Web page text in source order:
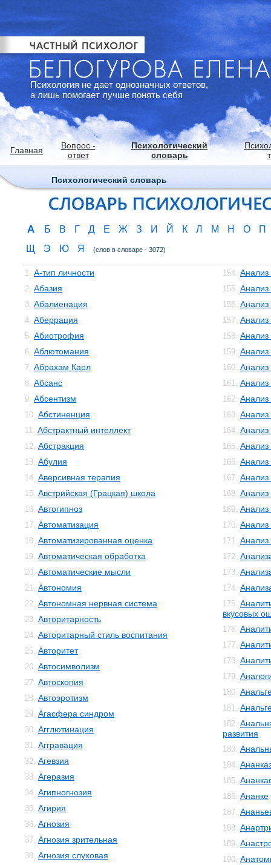
Психология не дает однозначных ответов,
а лишь помогает лучше понять себя
Главная
Вопрос -
ответ
Психологический
словарь
Психологический словарь
А Б В Г Д Е Ж З И Й К Л М Н О
П
Щ
Э Ю Я (слов в словаре - 3072)
1. А-тип личности
2. Абазия
3. Абалиенация
4. Аберрация
5. Абиотрофия
6. Аблютомания
7. Абрахам Карл
8. Абсанс
9. Абсентизм
10. Абстиненция
11. Абстрактный интеллект
12. Абстракция
13. Абулия
14. Аверсивная терапия
15. Австрийская (Грацкая) школа
16. Автогипноз
17. Автоматизация
18. Автоматизированная оценка
19. Автоматическая обработка
20. Автоматические мысли
21. Автономия
22. Автономная нервная система
23. Авторитарность
24. Авторитарный стиль воспитания
25. Авторитет
26. Автосимволизм
27. Автоскопия
28. Автоэротизм
29. Агасфера синдром
30. Агглютинация
31. Аггравация
32. Агевзия
33. Агеразия
34. Агипногнозия
35. Агирия
36. Агнозия
37. Агнозия зрительная
38. Агнозия слуховая
154. Анализ
155. Анализ
156. Анализ
157. Анализ
158. Анализ
159. Анализ
160. Анализ
161.
162. Анализ
163. Анализ
164.
165. Анализ
166.
167. Анализ
168. Анализ
169.
170. Анализ
171. Анализ
172.
173.
174.
175.
вкусовых
176.
177.
178.
179.
180.
181.
182.
развития
183.
184.
185.
186. Ананке
187.
188.
189.
190.